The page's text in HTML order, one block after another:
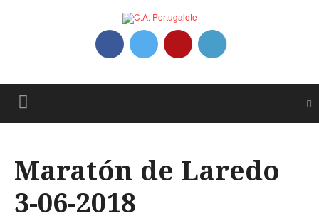
Maratón de Laredo
3-06-2018